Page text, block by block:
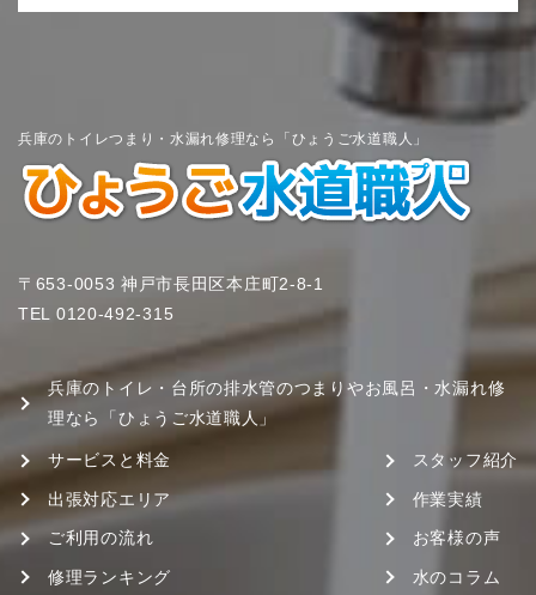
兵庫のトイレつまり・水漏れ修理なら「ひょうご水道職人」
〒653-0053 神戸市長田区本庄町2-8-1
TEL 0120-492-315
兵庫のトイレ・台所の排水管のつまりやお風呂・水漏れ修
理なら「ひょうご水道職人」
サービスと料金
出張対応エリア
ご利用の流れ
修理ランキング
スタッフ紹介
作業実績
お客様の声
水のコラム